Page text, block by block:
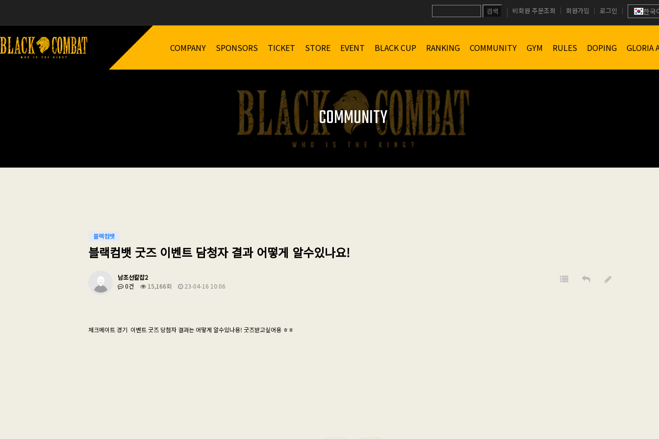
검색 비회원 주문조회 회원가입 로그인 한국
COMPANY SPONSORS TICKET STORE EVENT BLACK CUP RANKING COMMUNITY GYM RULES DOPING GLORIA
COMMUNITY
블랙컴뱃
블랙컴뱃 굿즈 이벤트 담청자 결과 어떻게 알수있나요!
남조선칼잡2
0건
15,166회 23-04-16 10:06
체크메이트 경기 이벤트 굿즈 당첨자 결과는 어떻게 알수있나용! 굿즈받고싶어용 ㅎㅎ